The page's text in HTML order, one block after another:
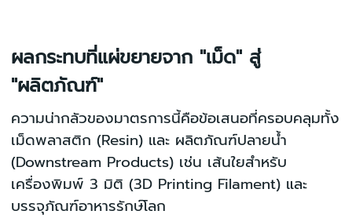
ผลกระทบที่แผ่ขยายจาก "เม็ด" สู่
"ผลิตภัณฑ์"
ความน่ากลัวของมาตรการนี้คือข้อเสนอที่ครอบคลุมทั้ง
เม็ดพลาสติก (Resin) และ ผลิตภัณฑ์ปลายน้ำ
(Downstream Products) เช่น เส้นใยสำหรับ
เครื่องพิมพ์ 3 มิติ (3D Printing Filament) และ
บรรจุภัณฑ์อาหารรักษ์โลก